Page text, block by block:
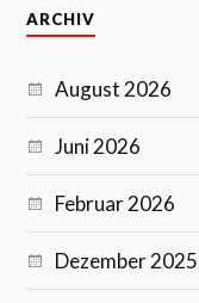
ARCHIV
August 2026
Juni 2026
Februar 2026
Dezember 2025